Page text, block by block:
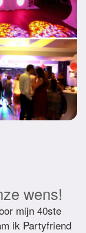
wens!
mijn 40ste
ik Partyfriend